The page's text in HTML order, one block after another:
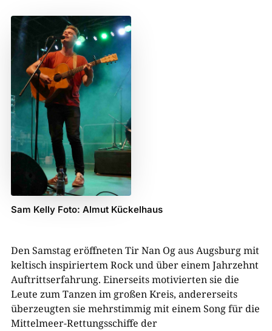
Sam Kelly Foto: Almut Kückelhaus
Den Samstag eröffneten Tir Nan Og aus Augsburg mit
keltisch inspiriertem Rock und über einem Jahrzehnt
Auftrittserfahrung. Einerseits motivierten sie die
Leute zum Tanzen im großen Kreis, andererseits
überzeugten sie mehrstimmig mit einem Song für die
Mittelmeer-Rettungsschiffe der